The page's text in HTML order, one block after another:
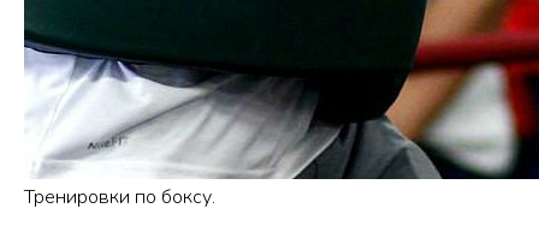
Тренировки по боксу.